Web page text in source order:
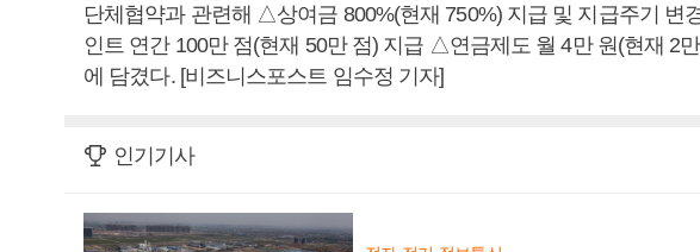
단체협약과 관련해 △상여금 800%(현재 750%) 지급 및 지급주기 변
인트 연간 100만 점(현재 50만 점) 지급 △연금제도 월 4만 원(현재 2
에 담겼다. [비즈니스포스트 임수정 기자]
인기기사